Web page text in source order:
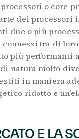
o core
dei processori
due o più
tra di
più performanti
natura molto
in maniera
ridotto e
E LA